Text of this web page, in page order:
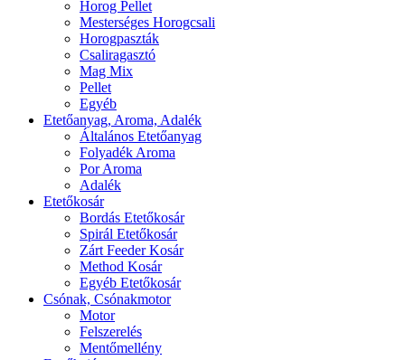
Horog Pellet
Mesterséges Horogcsali
Horogpaszták
Csaliragasztó
Mag Mix
Pellet
Egyéb
Etetőanyag, Aroma, Adalék
Általános Etetőanyag
Folyadék Aroma
Por Aroma
Adalék
Etetőkosár
Bordás Etetőkosár
Spirál Etetőkosár
Zárt Feeder Kosár
Method Kosár
Egyéb Etetőkosár
Csónak, Csónakmotor
Motor
Felszerelés
Mentőmellény